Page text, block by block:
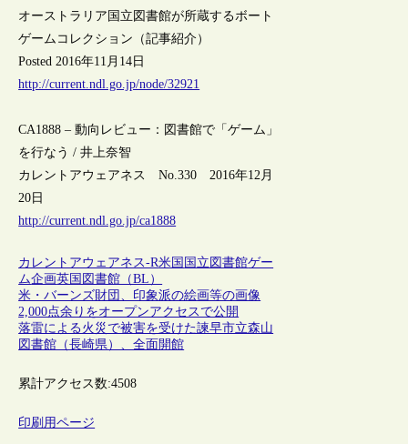
オーストラリア国立図書館が所蔵するボート
ゲームコレクション（記事紹介）
Posted 2016年11月14日
http://current.ndl.go.jp/node/32921
CA1888 – 動向レビュー：図書館で「ゲーム」
を行なう / 井上奈智
カレントアウェアネス No.330 2016年12月
20日
http://current.ndl.go.jp/ca1888
カレントアウェアネス-R米国 国立図書館ゲー
ム企画英国図書館（BL）
米・バーンズ財団、印象派の絵画等の画像
2,000点余りをオープンアクセスで公開
落雷による火災で被害を受けた諫早市立森山
図書館（長崎県）、全面開館
累計アクセス数:4508
印刷用ページ